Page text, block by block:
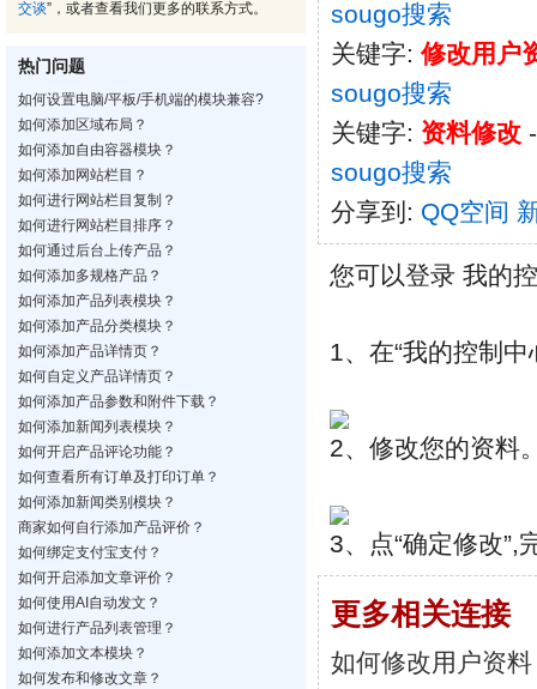
交谈”，或者查看我们更多的联系方式。
热门问题
如何设置电脑/平板/手机端的模块兼容?
如何添加区域布局？
如何添加自由容器模块？
如何添加网站栏目？
如何进行网站栏目复制？
如何进行网站栏目排序？
如何通过后台上传产品？
如何添加多规格产品？
如何添加产品列表模块？
如何添加产品分类模块？
如何添加产品详情页？
如何自定义产品详情页？
如何添加产品参数和附件下载？
如何添加新闻列表模块？
如何开启产品评论功能？
如何查看所有订单及打印订单？
如何添加新闻类别模块？
商家如何自行添加产品评价？
如何绑定支付宝支付？
如何开启添加文章评价？
如何使用AI自动发文？
如何进行产品列表管理？
如何添加文本模块？
如何发布和修改文章？
sougo搜索
关键字:修改用户
sougo搜索
关键字: 资料修改
sougo搜索
分享到: QQ空间
您可以登录 我的
1、在“我的控制中
2、修改您的资料
3、点“确定修改”,
更多相关连接
如何修改用户资料